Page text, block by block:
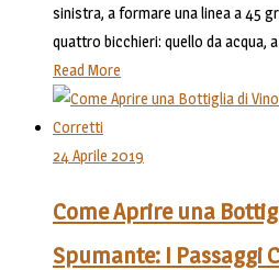
sinistra, a formare una linea a 45
quattro bicchieri: quello da acqua,
Read More
24 Aprile 2019
Come Aprire una
Spumante: I Passaggi